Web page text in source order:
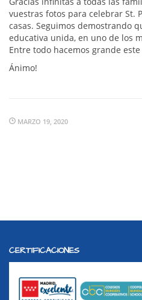
vuestras fotos para celebrar St.
casas. Seguimos demostrando
educativa unida, en uno de los
Entre todo hacemos grande
Ánimo!
MARZO 19, 2020
CERTIFICACIONES